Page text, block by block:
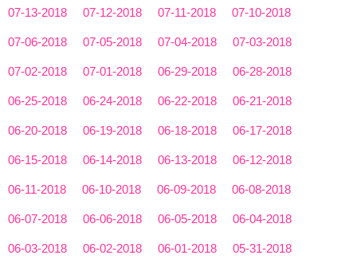
07-13-2018 07-12-2018 07-11-2018 07-10-2018
07-06-2018 07-05-2018 07-04-2018 07-03-2018
07-02-2018 07-01-2018 06-29-2018 06-28-2018
06-25-2018 06-24-2018 06-22-2018 06-21-2018
06-20-2018 06-19-2018 06-18-2018 06-17-2018
06-15-2018 06-14-2018 06-13-2018 06-12-2018
06-11-2018 06-10-2018 06-09-2018 06-08-2018
06-07-2018 06-06-2018 06-05-2018 06-04-2018
06-03-2018 06-02-2018 06-01-2018 05-31-2018